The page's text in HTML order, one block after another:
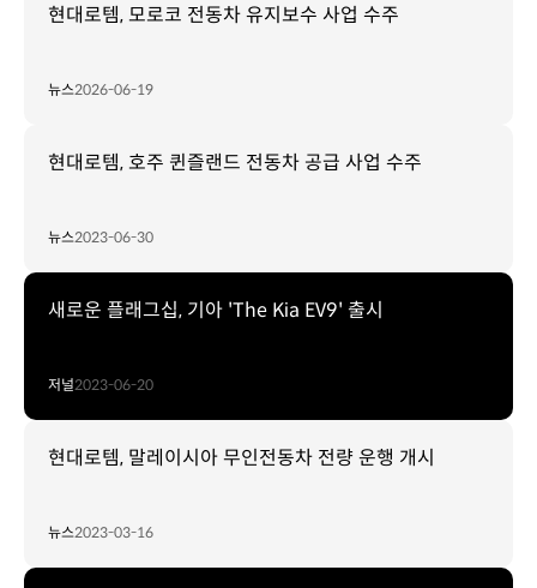
현대로템, 모로코 전동차 유지보수 사업 수주
뉴스2026-06-19
현대로템, 호주 퀸즐랜드 전동차 공급 사업 수주
뉴스2023-06-30
새로운 플래그십, 기아 'The Kia EV9' 출시
저널2023-06-20
현대로템, 말레이시아 무인전동차 전량 운행 개시
뉴스2023-03-16